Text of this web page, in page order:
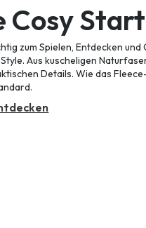
Cosy
zum Spielen, Entdecken
Aus kuscheligen
Details. Wie das